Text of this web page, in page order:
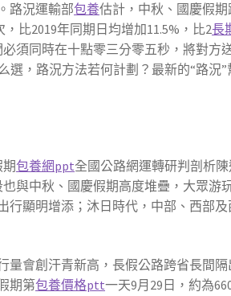
路況運輸部包養估計，中秋、國慶假期
比2019年同期日均增加11.5%，比2長
須同時在十點零三分零五秒，將對方
選，路況方法若何計劃？最新的“路況”
期包養網ppt全國公路網運轉研判剖析
與中秋、國慶假期高度堆疊，大眾游
行顯明增添；沐日時代，中部、西部
量會創汗青新高，長假公路跨省長間
期第包養價格ptt一天9月29日，約為